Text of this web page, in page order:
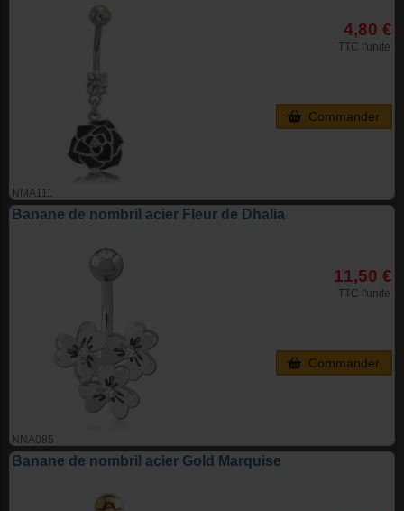
NMA111
4,80 €
TTC l'unite
Commander
Banane de nombril acier Fleur de Dhalia
NNA085
11,50 €
TTC l'unite
Commander
Banane de nombril acier Gold Marquise